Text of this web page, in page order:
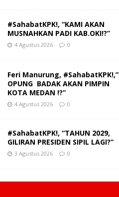
#SahabatKPK!, “KAMI AKAN
MUSNAHKAN PADI KAB.OKI!?”
4 Agustus 2026 0
Feri Manurung, #SahabatKPK!,”
OPUNG BADAK AKAN PIMPIN
KOTA MEDAN !?”
4 Agustus 2026 0
#SahabatKPK!, “TAHUN 2029,
GILIRAN PRESIDEN SIPIL LAGI?”
3 Agustus 2026 0